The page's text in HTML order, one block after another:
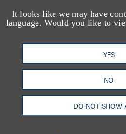
It looks like we may have
language. Would you like to
YES
NO
DO NOT SHOW
Paul M.
合伙人
+1.212.407.4020